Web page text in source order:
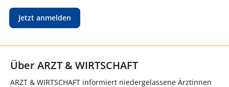
Jetzt anmelden
Über ARZT & WIRTSCHAFT
ARZT & WIRTSCHAFT informiert niedergelassene Ärztinnen